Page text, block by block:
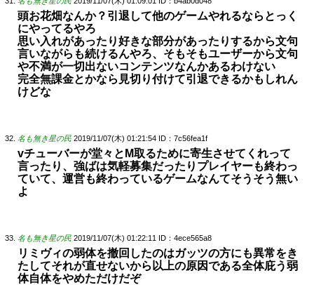
頭お花畑なんか？引退して他のゲームやれるならとっく
にやってるやろ
思い入れがあったり好きな部分があったりするから文句
言いながらも続けるんやろ、そもそもユーザーから文句
や不満が一切出ないコンテンツなんかあるわけない
完全無課金とかなら見切り付けて引退できるかもしれん
けどな
名も無き星の民 2019/11/07(木) 01:21:54 ID：7c56fea1f
vチューバーが堂々とM取るために寄生させてくれって
言ったり、強ばは気軽募集だったりプレイヤーも終わっ
ていて、運営も終わっているゲームなんてそうそう無い
よ
名も無き星の民 2019/11/07(木) 01:22:11 ID：4ece565a8
リミヴィの弱体を撤回したのはガッツの方にも異常をき
たしてそれが直せないから以上の原因である全体庇う弱
体自体をやめただけだぞ